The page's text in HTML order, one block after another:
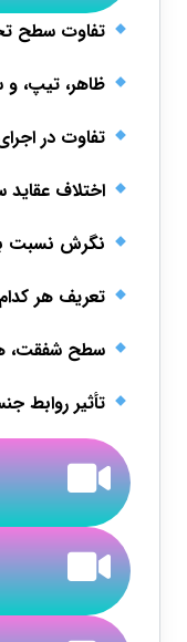
تفاوت سطح
ظاهر، تیپ،
تفاوت در
اختلاف
نگرش نسبت
تعریف هر
سطح شفقت،
تأثیر روابط